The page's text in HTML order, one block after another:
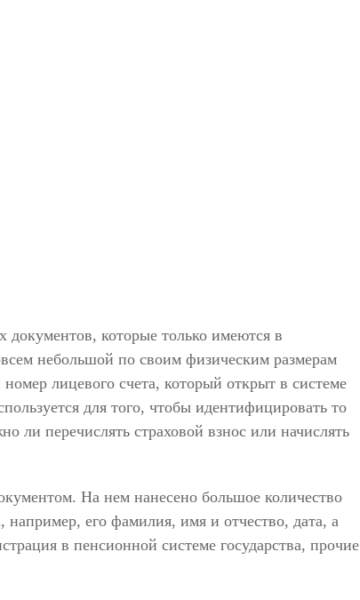
которые только имеются в
небольшой по своим физическим размерам
лицевого счета, который открыт в системе
для того, чтобы идентифицировать то
ли перечислять страховой взнос или начислять
На нем нанесено большое количество
его фамилия, имя и отчество, дата, а
в пенсионной системе государства, прочие